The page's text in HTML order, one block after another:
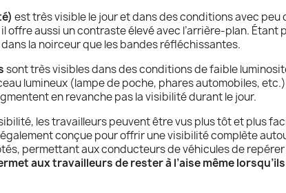
est très visible le jour et dans des conditions avec peu
aussi un contraste élevé avec l’arrière-plan. Étant
la noirceur que les bandes réfléchissantes.
sont très visibles dans des conditions de faible
lumineux (lampe de poche, phares automobiles,
en revanche pas la visibilité durant le jour.
les travailleurs peuvent être vus plus tôt et plus
conçue pour offrir une visibilité complète
permettant aux conducteurs de véhicules de
aux travailleurs de rester à l’aise même